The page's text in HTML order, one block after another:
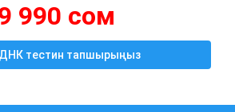
990 сом
ДНК тестин тапшырыңыз